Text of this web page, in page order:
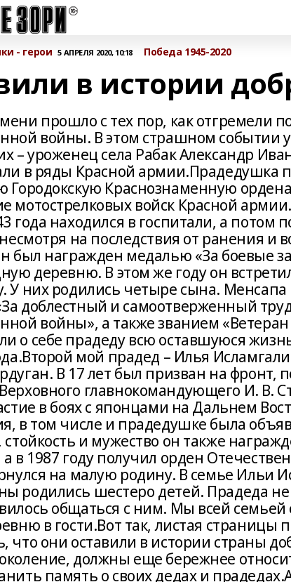
- герои 5 АПРЕЛЯ 2020, 10:18 Победа 1945-2020
в истории
прошло с тех пор, как отгремели
войны. В этом страшном событии
– уроженец села Рабак Александр
в ряды Красной армии.Прадедушка
Городокскую Краснознаменную
мотострелковых войск Красной
года находился в госпитали, а потом
на последствия от ранения и
был награжден медалью «За боевые
деревню. В этом же году он
У них родились четыре сына.
доблестный и самоотверженный
войны», а также званием
о себе прадеду всю оставшуюся
мой прадед – Илья
В 17 лет был призван на фронт,
главнокомандующего И. В.
в боях с японцами на Дальнем
в том числе и прадедушке была
стойкость и мужество он также
в 1987 году получил орден
на малую родину. В семье Ильи
родились шестеро детей. Прадеда не
общаться с ним. Мы всей семьей
в гости.Вот так, листая страницы
что они оставили в истории страны
должны еще бережнее
память о своих дедах и